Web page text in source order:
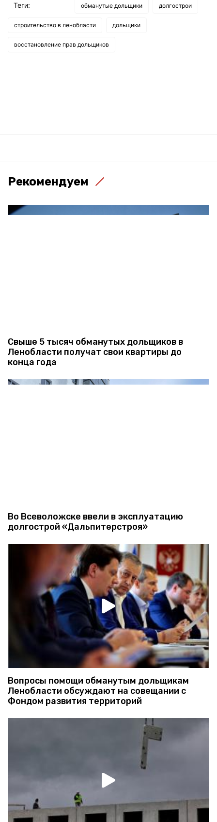
Теги: обманутые дольщики долгострои
строительство в ленобласти дольщики
восстановление прав дольщиков
Рекомендуем
Свыше 5 тысяч обманутых дольщиков в
Ленобласти получат свои квартиры до
конца года
Во Всеволожске ввели в эксплуатацию
долгострой «Дальпитерстроя»
Вопросы помощи обманутым дольщикам
Ленобласти обсуждают на совещании с
Фондом развития территорий